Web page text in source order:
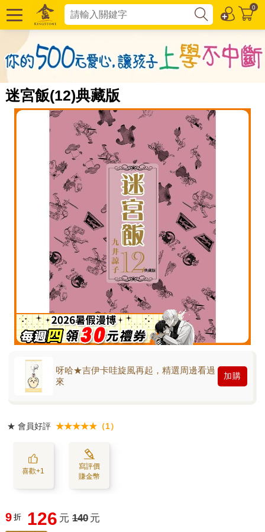
0
迷宮飯(12)典藏版
呀哈★吉伊卡哇旋風再起，精選周邊看過
來
加購
★ 會員好評 ★★★★★（1）
喜歡+1
寫評價
賺金幣
9 折 126 元 140 元